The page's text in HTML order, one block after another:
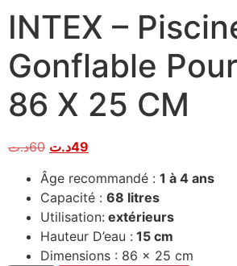
INTEX –
Gonflable
86 X 25 CM
60د.ت 49د.ت
Âge recommandé : 1 à 4 ans
Capacité : 68 litres
Utilisation: extérieurs
Hauteur D’eau : 15 cm
Dimensions : 86 x 25 cm